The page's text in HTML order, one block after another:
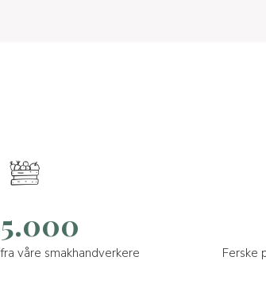
våre smakhandverkere Ferske